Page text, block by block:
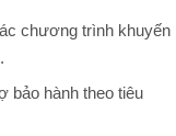
chương trình khuyến
bảo hành theo tiêu